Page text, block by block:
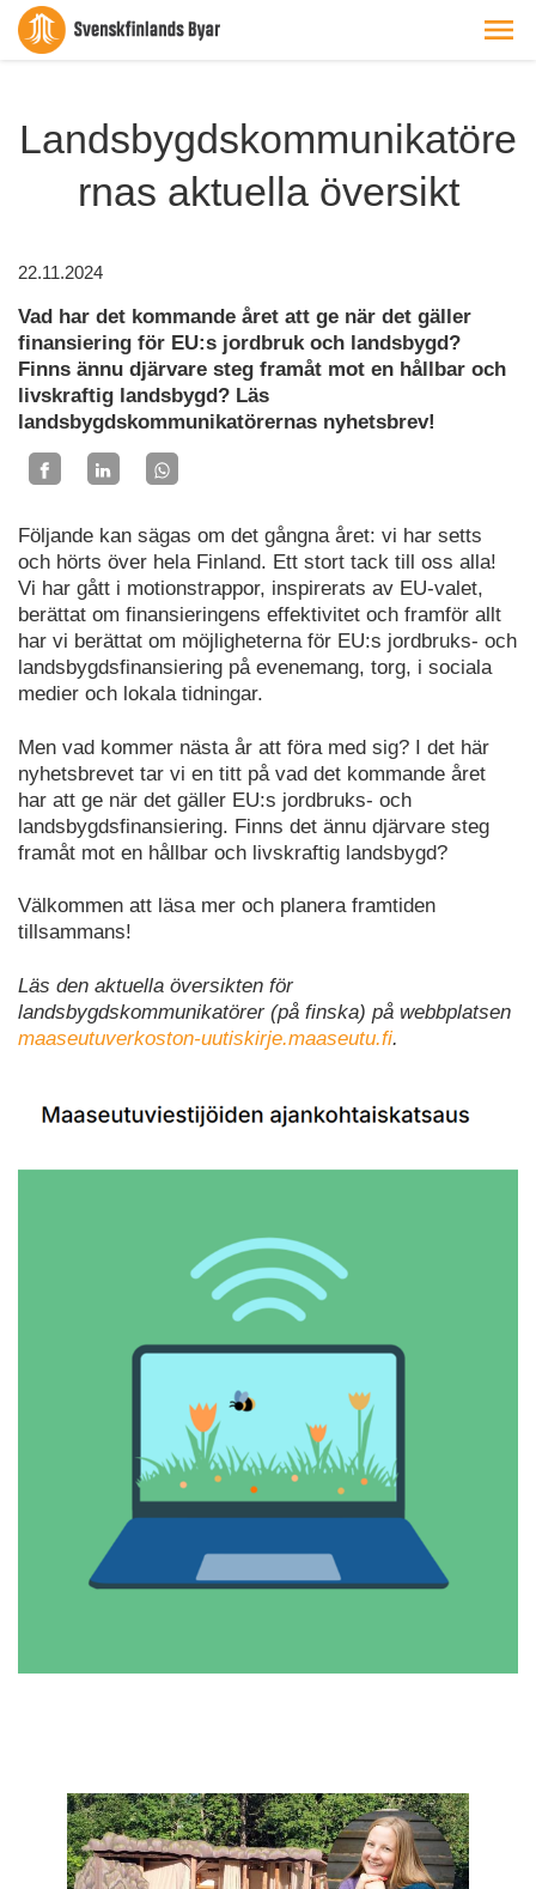
Landsbygdskommunikatöre
rnas aktuella översikt
22.11.2024
Vad har det kommande året att ge när det gäller
finansiering för EU:s jordbruk och landsbygd?
Finns ännu djärvare steg framåt mot en hållbar och
livskraftig landsbygd? Läs
landsbygdskommunikatörernas nyhetsbrev!
Följande kan sägas om det gångna året: vi har setts
och hörts över hela Finland. Ett stort tack till oss alla!
Vi har gått i motionstrappor, inspirerats av EU-valet,
berättat om finansieringens effektivitet och framför allt
har vi berättat om möjligheterna för EU:s jordbruks- och
landsbygdsfinansiering på evenemang, torg, i sociala
medier och lokala tidningar.
Men vad kommer nästa år att föra med sig? I det här
nyhetsbrevet tar vi en titt på vad det kommande året
har att ge när det gäller EU:s jordbruks- och
landsbygdsfinansiering. Finns det ännu djärvare steg
framåt mot en hållbar och livskraftig landsbygd?
Välkommen att läsa mer och planera framtiden
tillsammans!
Läs den aktuella översikten för
landsbygdskommunikatörer (på finska) på webbplatsen
maaseutuverkoston-uutiskirje.maaseutu.fi.